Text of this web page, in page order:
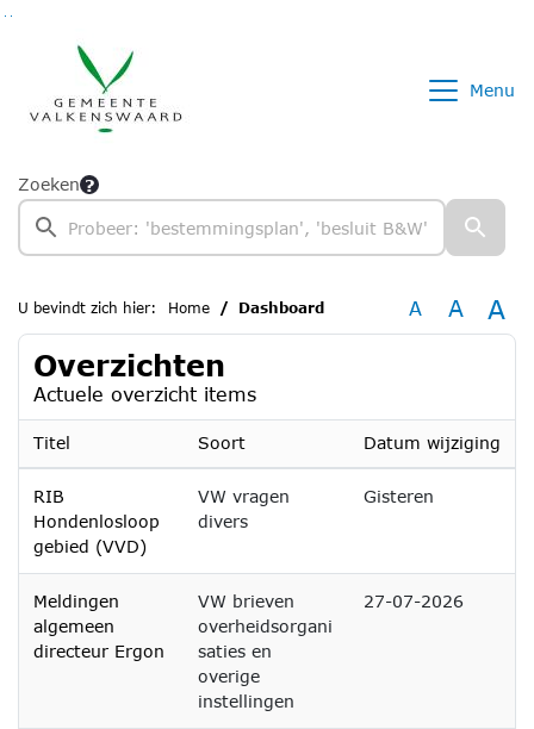
Menu
Zoeken
U bevindt zich hier: Home Dashboard A A A
Overzichten
Actuele overzicht items
Titel Soort Datum wijziging
RIB
Hondenlosloop
gebied (VVD)
VW vragen
divers
Gisteren
Meldingen
algemeen
directeur Ergon
VW brieven
overheidsorgani
saties en
overige
instellingen
27-07-2026